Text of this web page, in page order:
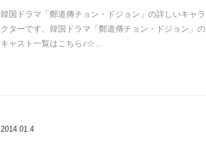
韓国ドラマ「鄭道傳チョン・ドジョン」の詳しいキャラ
クターです。韓国ドラマ「鄭道傳チョン・ドジョン」の
キャスト一覧はこちら♪☆…
2014.01.4